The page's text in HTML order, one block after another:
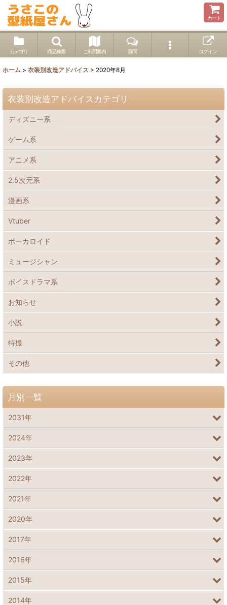
カート
カテゴリ 商品検索 ご利用案内 質問 ログイン
ホーム > 衣装別改造アドバイス > 2020年8月
衣装別改造アドバイスカテゴリ
ディズニー系
ゲーム系
アニメ系
2.5次元系
漫画系
Vtuber
ボーカロイド
ミュージシャン
ボイスドラマ系
お知らせ
小説
特撮
その他
月別一覧
2031年
2024年
2023年
2022年
2021年
2020年
2017年
2016年
2015年
2014年